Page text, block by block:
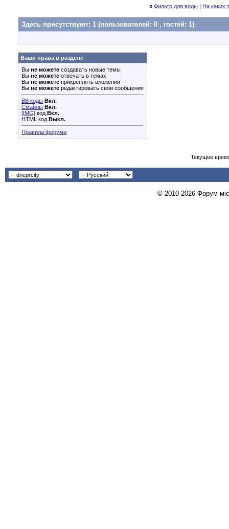
« Фильтр для воды | На каких
Здесь присутствуют: 1 (пользователей: 0 , гостей: 1)
Ваши права в разделе
Вы не можете создавать новые темы
Вы не можете отвечать в темах
Вы не можете прикреплять вложения
Вы не можете редактировать свои сообщения
BB коды Вкл.
Смайлы Вкл.
[IMG] код Вкл.
HTML код Выкл.
Правила форума
Текущее
© 2010-2026 Форум